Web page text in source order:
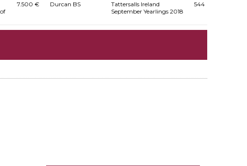
7.500 € Durcan BS
Tattersalls Ireland
September Yearlings 2018
544